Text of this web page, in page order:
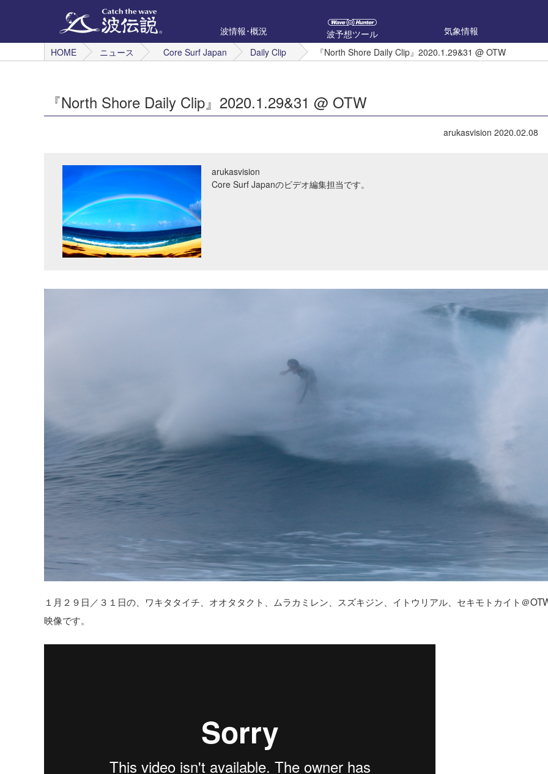
波情報･概況 波予想ツール
気象情報
HOME
ニュース Core Surf Japan Daily Clip 『North Shore Daily Clip』2020.1.29&31 @ OTW
『North Shore Daily Clip』2020.1.29&31 @ OTW
arukasvision 2020.02.08
arukasvision
Core Surf Japanのビデオ編集担当です。
１月２９日／３１日の、ワキタタイチ、オオタタクト、ムラカミレン、スズキジン、イトウリアル、セキモトカイト＠
映像です。